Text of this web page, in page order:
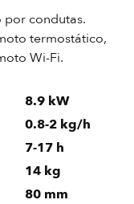
por condutas.
termostático,
Wi-Fi.
8.9 kW
0.8-2 kg/h
7-17 h
14 kg
80 mm